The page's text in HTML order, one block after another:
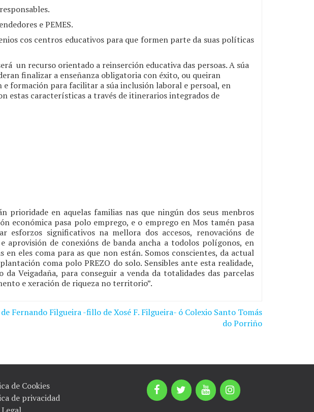
e PEMES.
cos centros educativos para que formen parte da suas políticas
un recurso orientado a reinserción educativa das persoas. A súa
finalizar a enseñanza obligatoria con éxito, ou queiran
formación para facilitar a súa inclusión laboral e persoal, en
estas características a través de itinerarios integrados de
prioridade en aquelas familias nas que ningún dos seus menbros
económica pasa polo emprego, e o emprego en Mos tamén pasa
significativos na mellora dos accesos, renovacións de
aprovisión de conexións de banda ancha a todolos polígonos, en
eles coma para as que non están. Somos conscientes, da actual
coma polo PREZO do solo. Sensibles ante esta realidade,
Veigadaña, para conseguir a venda da totalidades das parcelas
e xeración de riqueza no territorio”.
Fernando Filgueira -fillo de Xosé F. Filgueira- ó Colexio Santo Tomás
do Porriño
de Cookies
de privacidad